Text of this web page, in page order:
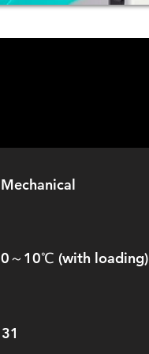
Mechanical
0～10℃ (with loading)
31